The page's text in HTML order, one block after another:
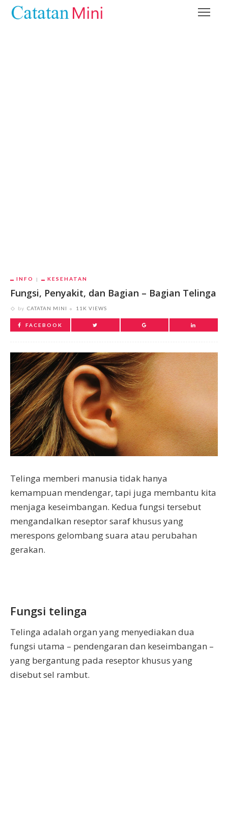
INFO KESEHATAN
Fungsi, Penyakit, dan Bagian – Bagian Telinga
by CATATAN MINI 11K VIEWS
FACEBOOK
Telinga memberi manusia tidak hanya
kemampuan mendengar, tapi juga membantu kita
menjaga keseimbangan. Kedua fungsi tersebut
mengandalkan reseptor saraf khusus yang
merespons gelombang suara atau perubahan
gerakan.
Fungsi telinga
Telinga adalah organ yang menyediakan dua
fungsi utama – pendengaran dan keseimbangan –
yang bergantung pada reseptor khusus yang
disebut sel rambut.